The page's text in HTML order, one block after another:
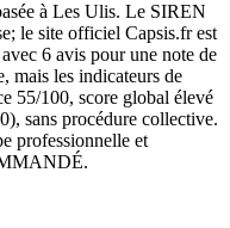
à Les Ulis. Le SIREN
le site officiel Capsis.fr est
6 avis pour une note de
mais les indicateurs de
55/100, score global élevé
sans procédure collective.
professionnelle et